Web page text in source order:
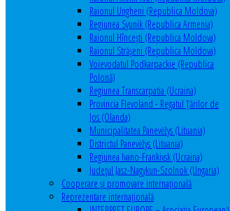
Raionul Ungheni (Republica Moldova)
Regiunea Syunik (Republica Armenia)
Raionul Hîncești (Republica Moldova)
Raionul Străşeni (Republica Moldova)
Voievodatul Podkarpackie (Republica
Polonă)
Regiunea Transcarpatia (Ucraina)
Provincia Flevoland - Regatul Ţărilor de
Jos (Olanda)
Municipalitatea Panevėžys (Lituania)
Districtul Panevėžys (Lituania)
Regiunea Ivano-Frankivsk (Ucraina)
Judeţul Jasz-Nagykun-Szolnok (Ungaria)
Cooperare şi promovare internaţională
Reprezentare internaţională